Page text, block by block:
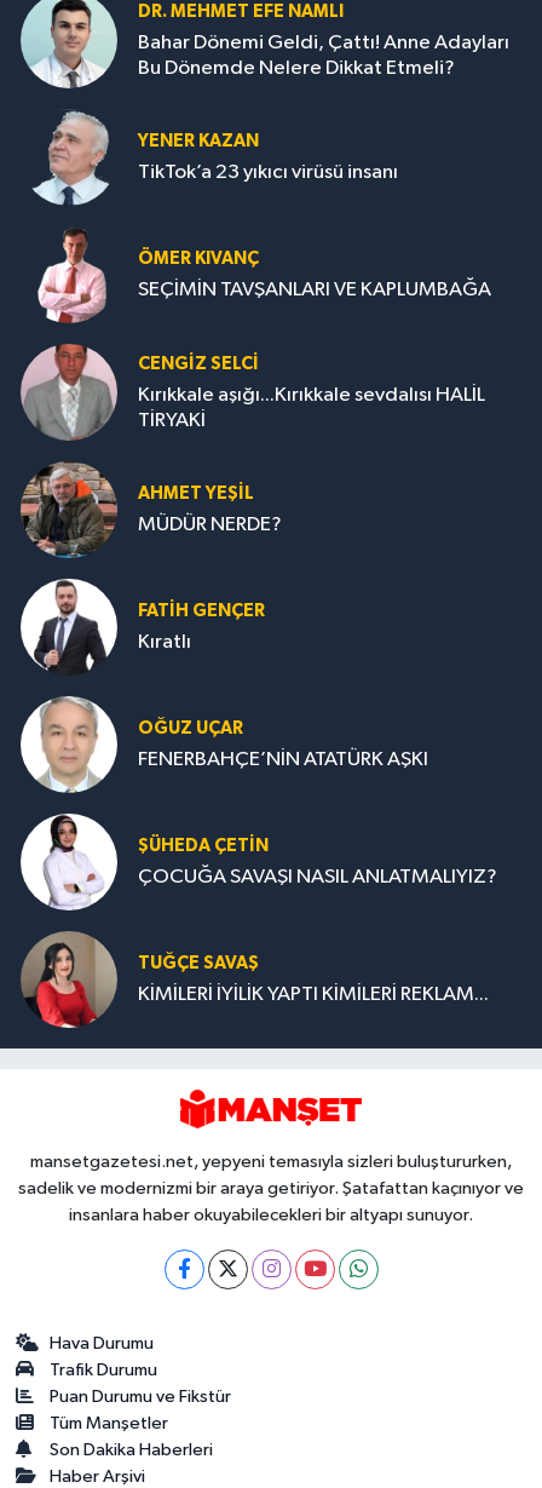
DR. MEHMET EFE NAMLI
Bahar Dönemi Geldi, Çattı! Anne Adayları
Bu Dönemde Nelere Dikkat Etmeli?
YENER KAZAN
TikTok’a 23 yıkıcı virüsü insanı
ÖMER KIVANÇ
SEÇİMİN TAVŞANLARI VE KAPLUMBAĞA
CENGİZ SELCİ
Kırıkkale aşığı...Kırıkkale sevdalısı HALİL
TİRYAKİ
AHMET YEŞİL
MÜDÜR NERDE?
FATIH GENÇER
Kıratlı
OĞUZ UÇAR
FENERBAHÇE’NİN ATATÜRK AŞKI
ŞÜHEDA ÇETİN
ÇOCUĞA SAVAŞI NASIL ANLATMALIYIZ?
TUĞÇE SAVAŞ
KİMİLERİ İYİLİK YAPTI KİMİLERİ REKLAM...
mansetgazetesi.net, yepyeni temasıyla sizleri buluştururken,
sadelik ve modernizmi bir araya getiriyor. Şatafattan kaçınıyor ve
insanlara haber okuyabilecekleri bir altyapı sunuyor.
Hava Durumu
Trafik Durumu
Puan Durumu ve Fikstür
Tüm Manşetler
Son Dakika Haberleri
Haber Arşivi